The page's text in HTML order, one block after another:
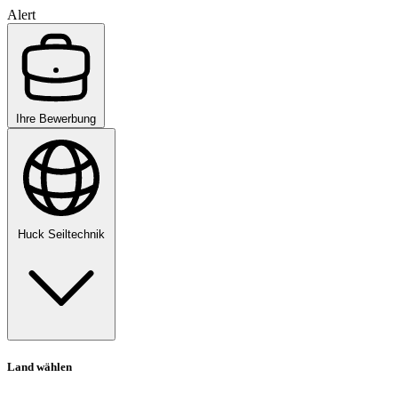
Alert
Ihre Bewerbung
Huck Seiltechnik
Land wählen